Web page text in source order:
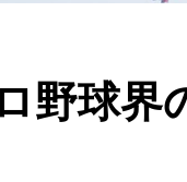
野球界